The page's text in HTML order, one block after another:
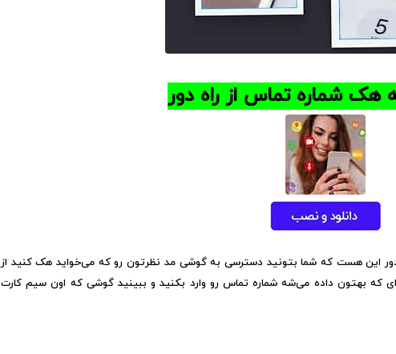
هک شماره تماس از راه دور
این هست که شما بتونید دسترسی به گوشی مد نظرتون رو که می‌خواید هک کنید از
که بهتون داده می‌شه شماره تماس رو وارد بکنید و ببینید گوشی که اون سیم کارت